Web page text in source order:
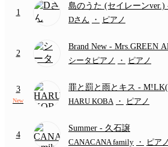
1
島のうた (セイレーンver.)
(難易度:★★★★☆/歌詞・
Dさん ・ ピアノ
2
Brand New - Mrs.GREEN
シータピアノ
・ ピアノ
3
New
罪と罰と雨とキス -
HARU KOBA
・ ピアノ
4
Summer - 久石譲
CANACANA family ・ ピアノ